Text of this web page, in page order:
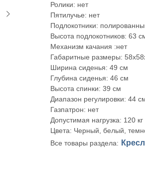
Ролики: нет
Пятилучье: нет
Подлокотники:
Высота подлокотников: 63
Механизм качания :нет
Габаритные размеры:
Ширина сиденья: 49 см
Глубина сиденья: 46 см
Высота спинки: 39 см
Диапазон регулировки: 44
Газпатрон: нет
Допустимая нагрузка: 120 кг
Цвета: Черный, белый,
Все товары раздела: